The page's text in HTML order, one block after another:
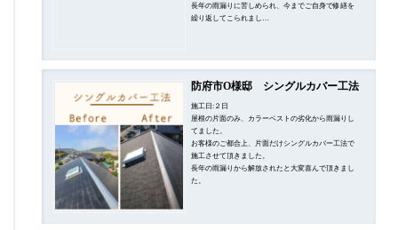
長年の雨漏りに苦しめられ、今までご自身で修繕を
繰り返してこられまし…
防府市O様邸 シングルカバー工法
施工日:２日
屋根の片面のみ、カラーベストの劣化から雨漏りし
てました。
お客様のご都合上、片面だけシングルカバー工法で
施工させて頂きました。
長年の雨漏りから解放されたと大変喜んで頂きまし
た。